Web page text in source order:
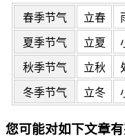
春季节气 立春
夏季节气 立夏
秋季节气 立秋
冬季节气 立冬
您可能对如下文章有